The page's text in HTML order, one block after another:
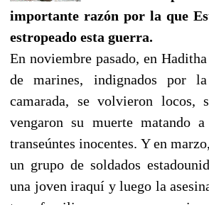
importante razón por la que
estropeado esta guerra.
En noviembre pasado, en
de marines, indignados por
camarada, se volvieron locos,
vengaron su muerte matando
transeúntes inocentes. Y en
un grupo de soldados
una joven iraquí y luego la